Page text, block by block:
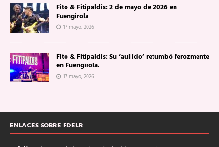
Fito & Fitipaldis: 2 de mayo de 2026 en
Fuengirola
17 mayo, 2026
Fito & Fitipaldis: Su ‘aullido’ retumbó ferozmente
en Fuengirola.
17 mayo, 2026
ENLACES SOBRE FDELR